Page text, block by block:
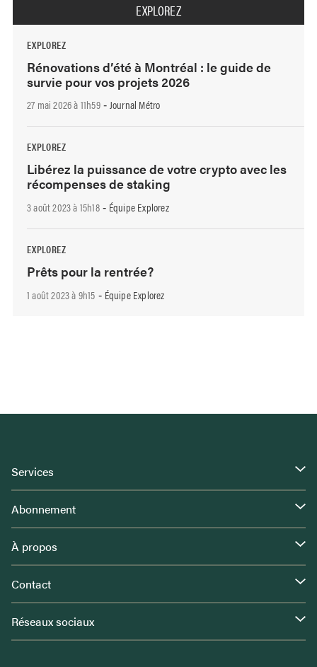
EXPLOREZ
EXPLOREZ
Rénovations d’été à Montréal : le guide de
survie pour vos projets 2026
27 mai 2026 à 11h59- Journal Métro
EXPLOREZ
Libérez la puissance de votre crypto avec les
récompenses de staking
3 août 2023 à 15h18- Équipe Explorez
EXPLOREZ
Prêts pour la rentrée?
1 août 2023 à 9h15 - Équipe Explorez
Services
Abonnement
À propos
Contact
Réseaux sociaux